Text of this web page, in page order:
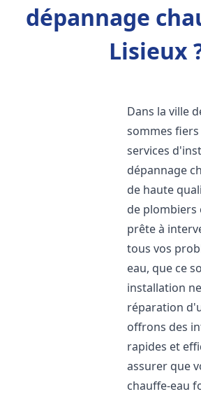
dépannage
Lisieux
Dans la ville
sommes
services
dépannage
de haute
de plombiers
prête à
tous vos
eau, que ce
installation
réparation
offrons des
rapides et
assurer que
chauffe-eau